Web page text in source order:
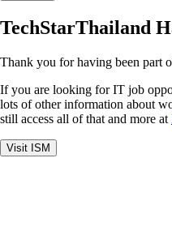
TechStarThailand
Thank you for having been part
If you are looking for IT job
lots of other information about
still access all of that and more at
Visit ISM